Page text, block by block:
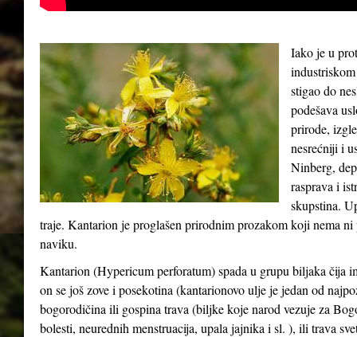
Iako je u
stigao do
podešava
prirode,
nesrećniji i
Ninberg,
rasprava i
skupstina.
traje. Kantarion je proglašen prirodnim prozakom koji nema
naviku.
Kantarion (Hypericum perforatum) spada u grupu biljaka čija
on se još zove i posekotina (kantarionovo ulje je jedan od
bogorodičina ili gospina trava (biljke koje narod vezuje za
bolesti, neurednih menstruacija, upala jajnika i sl. ), ili trava